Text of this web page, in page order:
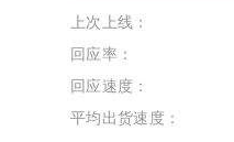
加入关注
上次上线：
回应率：
回应速度：
平均出货速度：